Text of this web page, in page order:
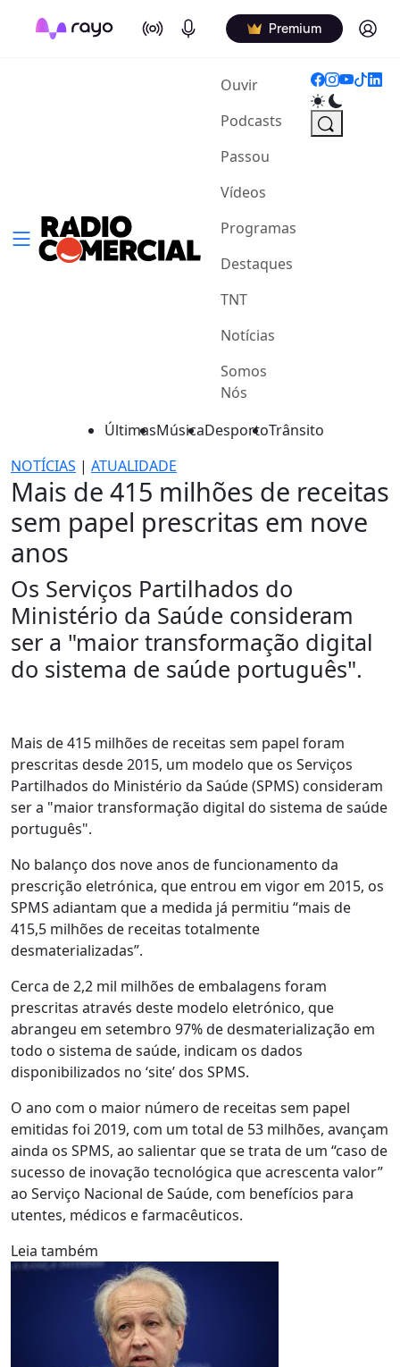
On Air Podcasts Premium Log in
Ouvir(current)
Podcasts
Passou
Vídeos
Programas
Destaques
TNT
Notícias
Somos
Nós
ÚltimasMúsicaDesportoTrânsito
NOTÍCIAS | ATUALIDADE
Mais de 415 milhões de receitas
sem papel prescritas em nove
anos
Os Serviços Partilhados do
Ministério da Saúde consideram
ser a "maior transformação digital
do sistema de saúde português".
Mais de 415 milhões de receitas sem papel foram
prescritas desde 2015, um modelo que os Serviços
Partilhados do Ministério da Saúde (SPMS) consideram
ser a "maior transformação digital do sistema de saúde
português".
No balanço dos nove anos de funcionamento da
prescrição eletrónica, que entrou em vigor em 2015, os
SPMS adiantam que a medida já permitiu “mais de
415,5 milhões de receitas totalmente
desmaterializadas”.
Cerca de 2,2 mil milhões de embalagens foram
prescritas através deste modelo eletrónico, que
abrangeu em setembro 97% de desmaterialização em
todo o sistema de saúde, indicam os dados
disponibilizados no ‘site’ dos SPMS.
O ano com o maior número de receitas sem papel
emitidas foi 2019, com um total de 53 milhões, avançam
ainda os SPMS, ao salientar que se trata de um “caso de
sucesso de inovação tecnológica que acrescenta valor”
ao Serviço Nacional de Saúde, com benefícios para
utentes, médicos e farmacêuticos.
Leia também